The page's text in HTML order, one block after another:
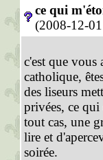
ce qui
(2008-12-
c'est que vous
catholique,
des liseurs
privées, ce qui
tout cas, une
lire et
soirée.